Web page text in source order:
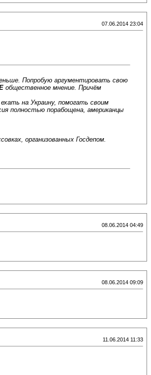
07.06.2014 23:04
Попробую аргументировать свою
общественное мнение. Причём
на Украину, помогать своим
полностью порабощена, американцы
организованных Госдепом.
08.06.2014 04:49
08.06.2014 09:09
11.06.2014 11:33